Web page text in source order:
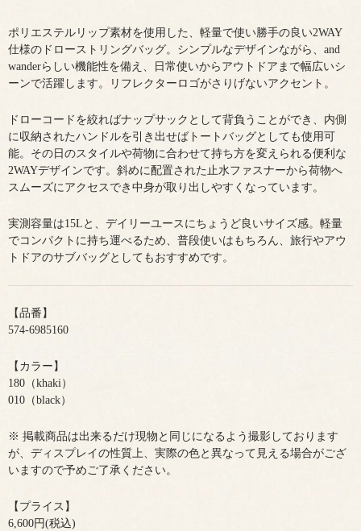
ポリエステルリップ素材を使用した、軽量で使い勝手の良い2WAY
仕様のドローストリングバッグ。シンプルなデザインながら、and
wanderらしい機能性を備え、日常使いからアウトドアまで幅広いシ
ーンで活躍します。リフレクターロゴがさりげないアクセント。
ドローコードを絞ればナップサックとして背負うことができ、内側
に収納されたハンドルを引き出せばトートバッグとしても使用可
能。その日のスタイルや荷物に合わせて持ち方を変えられる便利な
2WAYデザインです。斜めに配置された止水ファスナーから荷物へ
スムーズにアクセスでき中身が取り出しやすくなっています。
実測容量は15Lと、デイリーユースにちょうど良いサイズ感。軽量
でコンパクトに持ち運べるため、普段使いはもちろん、旅行やアウ
トドアのサブバッグとしてもおすすめです。
【品番】
574-6985160
【カラー】
180（khaki）
010（black）
※ 掲載商品は出来るだけ現物と同じになるよう撮影しております
が、ディスプレイの性質上、実際の色と異なって見える場合がござ
いますので予めご了承ください。
【プライス】
6,600円(税込)